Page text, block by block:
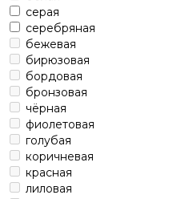
серая
серебряная
бежевая
бирюзовая
бордовая
бронзовая
чёрная
фиолетовая
голубая
коричневая
красная
лиловая